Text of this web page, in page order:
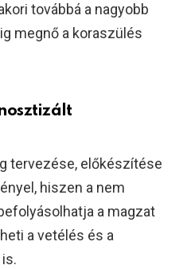
továbbá a nagyobb
megnő a koraszülés
tervezése, előkészítése
hiszen a nem
a magzat
a vetélés és a